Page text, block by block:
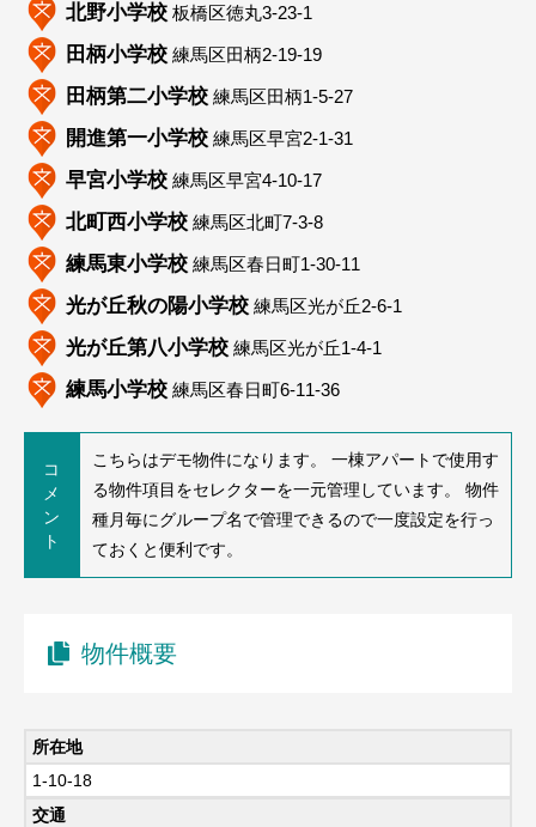
北野小学校 板橋区徳丸3-23-1
田柄小学校 練馬区田柄2-19-19
田柄第二小学校 練馬区田柄1-5-27
開進第一小学校 練馬区早宮2-1-31
早宮小学校 練馬区早宮4-10-17
北町西小学校 練馬区北町7-3-8
練馬東小学校 練馬区春日町1-30-11
光が丘秋の陽小学校 練馬区光が丘2-6-1
光が丘第八小学校 練馬区光が丘1-4-1
練馬小学校 練馬区春日町6-11-36
コ
メ
ン
ト
こちらはデモ物件になります。 一棟アパートで使用す
る物件項目をセレクターを一元管理しています。 物件
種月毎にグループ名で管理できるので一度設定を行っ
ておくと便利です。
物件概要
所在地
1-10-18
交通